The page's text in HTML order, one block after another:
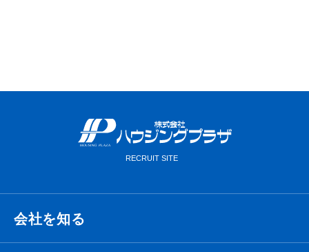
会社を知る